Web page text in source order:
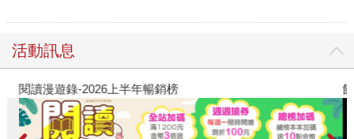
活動訊息
閱讀漫遊錄-2026上半年暢銷榜